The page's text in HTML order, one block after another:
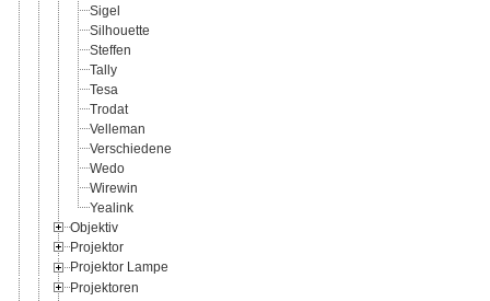
Sigel
Silhouette
Steffen
Tally
Tesa
Trodat
Velleman
Verschiedene
Wedo
Wirewin
Yealink
Objektiv
Projektor
Projektor Lampe
Projektoren